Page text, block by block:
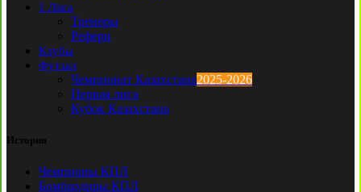
1 Лига
Тренеры
Рефери
Клубы
Футзал
Чемпионат Казахстана2025-2026
Первая лига
Кубок Казахстана
История
Чемпионы КПЛ
Бомбардиры КПЛ